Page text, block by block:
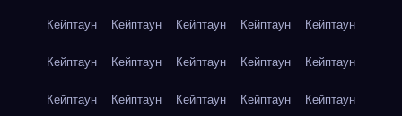
Кейптаун Кейптаун Кейптаун Кейптаун Кейптаун
Кейптаун Кейптаун Кейптаун Кейптаун Кейптаун
Кейптаун Кейптаун Кейптаун Кейптаун Кейптаун